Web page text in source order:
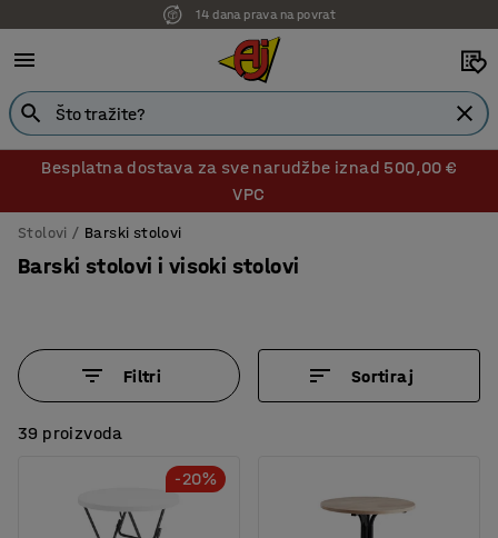
14 dana prava na povrat
Besplatna dostava za sve narudžbe iznad 500,00 €
VPC
Stolovi Barski stolovi
Barski stolovi i visoki stolovi
Filtri Sortiraj
39 proizvoda
-20%